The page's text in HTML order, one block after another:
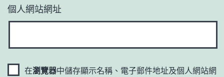
個人網站網址
在瀏覽器中儲存顯示名稱、電子郵件地址及個人網站網